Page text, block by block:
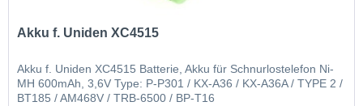
Akku f. Uniden XC4515
Akku f. Uniden XC4515 Batterie, Akku für Schnurlostelefon Ni-
MH 600mAh, 3,6V Type: P-P301 / KX-A36 / KX-A36A / TYPE 2 /
BT185 / AM468V / TRB-6500 / BP-T16